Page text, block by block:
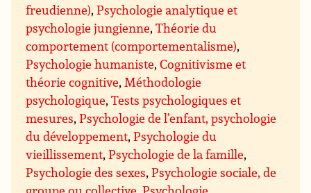
freudienne),Psychologie analytique et
psychologie jungienne,Théorie du
comportement (comportementalisme),
Psychologie humaniste,Cognitivisme et
théorie cognitive,Méthodologie
psychologique,Tests psychologiques et
mesures,Psychologie de l’enfant, psychologie
du développement,Psychologie du
vieillissement,Psychologie de la famille,
Psychologie des sexes,Psychologie sociale, de